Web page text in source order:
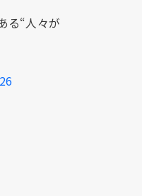
る“人々が